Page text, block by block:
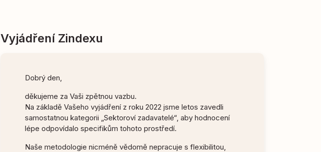
Vyjádření Zindexu
Dobrý den,
děkujeme za Vaši zpětnou vazbu.
Na základě Vašeho vyjádření z roku 2022 jsme letos zavedli
samostatnou kategorii „Sektoroví zadavatelé“, aby hodnocení
lépe odpovídalo specifikům tohoto prostředí.
Naše metodologie nicméně vědomě nepracuje s flexibilitou,